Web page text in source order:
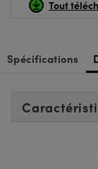
Tout
Spécifications